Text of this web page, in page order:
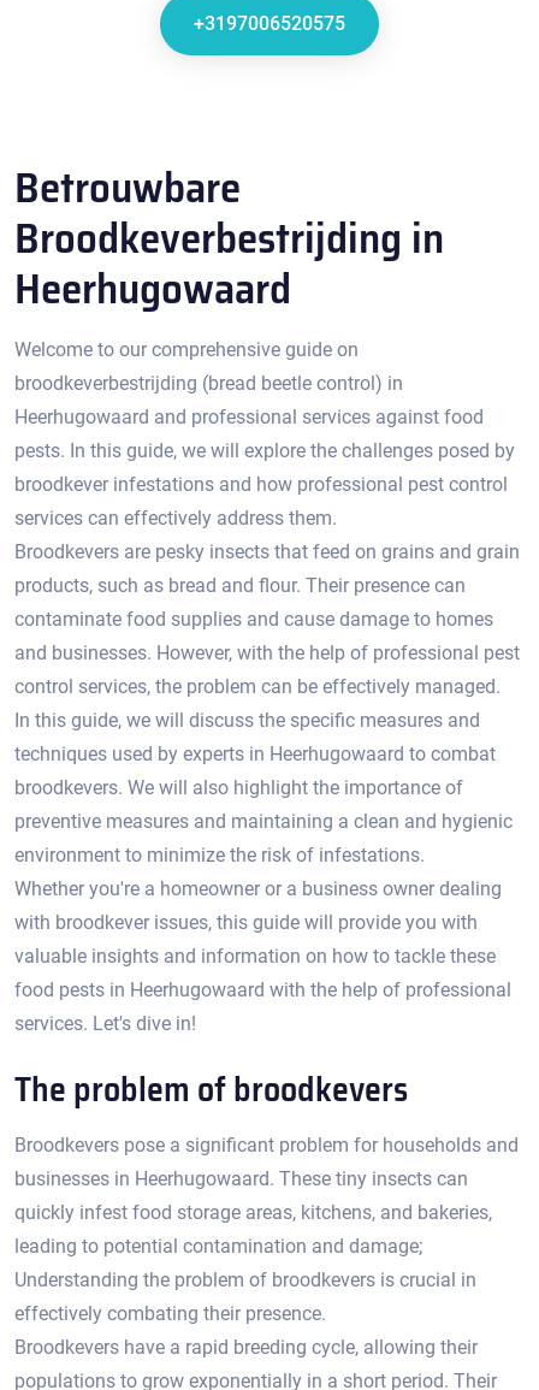
+3197006520575
Betrouwbare
Broodkeverbestrijding in
Heerhugowaard
Welcome to our comprehensive guide on
broodkeverbestrijding (bread beetle control) in
Heerhugowaard and professional services against food
pests. In this guide, we will explore the challenges posed by
broodkever infestations and how professional pest control
services can effectively address them.
Broodkevers are pesky insects that feed on grains and grain
products, such as bread and flour.​ Their presence can
contaminate food supplies and cause damage to homes
and businesses.​ However, with the help of professional pest
control services, the problem can be effectively managed.​
In this guide, we will discuss the specific measures and
techniques used by experts in Heerhugowaard to combat
broodkevers.​ We will also highlight the importance of
preventive measures and maintaining a clean and hygienic
environment to minimize the risk of infestations.​
Whether you're a homeowner or a business owner dealing
with broodkever issues, this guide will provide you with
valuable insights and information on how to tackle these
food pests in Heerhugowaard with the help of professional
services.​ Let's dive in!​
The problem of broodkevers
Broodkevers pose a significant problem for households and
businesses in Heerhugowaard.​ These tiny insects can
quickly infest food storage areas, kitchens, and bakeries,
leading to potential contamination and damage;
Understanding the problem of broodkevers is crucial in
effectively combating their presence.​
Broodkevers have a rapid breeding cycle, allowing their
populations to grow exponentially in a short period.​ Their